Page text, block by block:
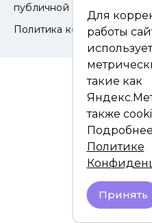
публичной офертой.
Политика
Для
работы
использует
такие как
также
Политике
Принять